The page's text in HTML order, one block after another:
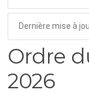
Dernière mise à
Ordre
2026